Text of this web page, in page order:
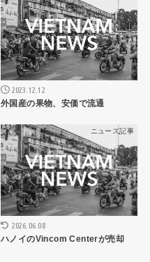
2023.12.12
外国産の果物、安価で流通
ニュース記事
2026.06.08
ハノイのVincom Centerが売却